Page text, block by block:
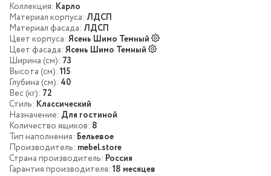
Коллекция: Карло
Материал корпуса: ЛДСП
Материал фасада: ЛДСП
Цвет корпуса: Ясень Шимо Темный
Цвет фасада: Ясень Шимо Темный
Ширина (см): 73
Высота (см): 115
Глубина (см): 40
Вес (кг): 72
Стиль: Классический
Назначение: Для гостиной
Количество ящиков: 8
Тип наполнения: Бельевое
Производитель: mebel.store
Страна производитель: Россия
Гарантия производителя: 18 месяцев